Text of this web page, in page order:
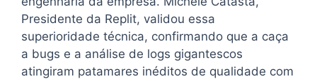
Presidente da Replit, validou essa
superioridade técnica, confirmando que a caça
a bugs e a análise de logs gigantescos
atingiram patamares inéditos de qualidade com